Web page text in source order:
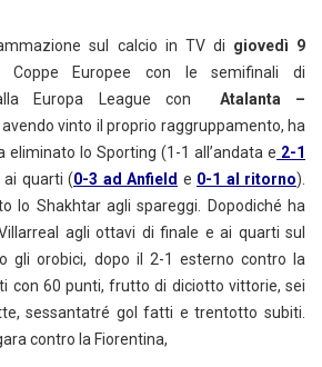
sul calcio in TV di giovedì 9
Europee con le semifinali di
Europa League con Atalanta –
avendo vinto il proprio raggruppamento, ha
lo Sporting (1-1 all’andata e 2-1
ai quarti (0-3 ad Anfield e 0-1 al ritorno).
lo Shakhtar agli spareggi. Dopodiché ha
agli ottavi di finale e ai quarti sul
gli orobici, dopo il 2-1 esterno contro la
con 60 punti, frutto di diciotto vittorie, sei
sessantatré gol fatti e trentotto subiti.
contro la Fiorentina,